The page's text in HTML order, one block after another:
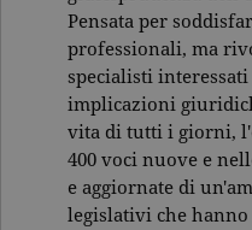
Pensata per
professionali, ma
specialisti interessati
implicazioni
vita di tutti i giorni,
400 voci nuove e
e aggiornate di
legislativi che